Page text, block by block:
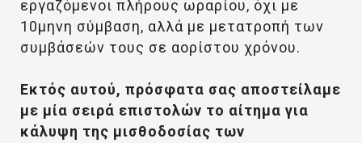
εργαζόμενοι πλήρους ωραρίου, όχι με
10μηνη σύμβαση, αλλά με μετατροπή των
συμβάσεών τους σε αορίστου χρόνου.
Εκτός αυτού, πρόσφατα σας αποστείλαμε
με μία σειρά επιστολών το αίτημα για
κάλυψη της μισθοδοσίας των